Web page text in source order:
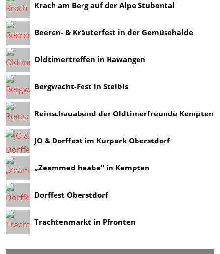
Krach am Berg auf der Alpe Stubental
Beeren- & Kräuterfest in der Gemüsehalde
Oldtimertreffen in Hawangen
Bergwacht-Fest in Steibis
Reinschauabend der Oldtimerfreunde Kempten
JO & Dorffest im Kurpark Oberstdorf
„Zeammed heabe" in Kempten
Dorffest Oberstdorf
Trachtenmarkt in Pfronten